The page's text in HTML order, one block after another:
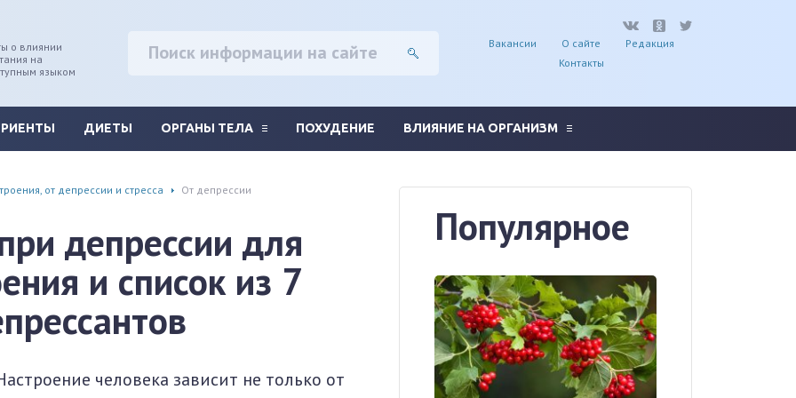
о влиянии
на
языком
ДИЕТЫ ОРГАНЫ ТЕЛА ПОХУДЕНИЕ ВЛИЯНИЕ НА ОРГАНИЗМ
Вакансии О сайте
Редакция
Контакты
от депрессии и стресса От депрессии
депрессии для
и список из 7
человека зависит не только от
Популярное